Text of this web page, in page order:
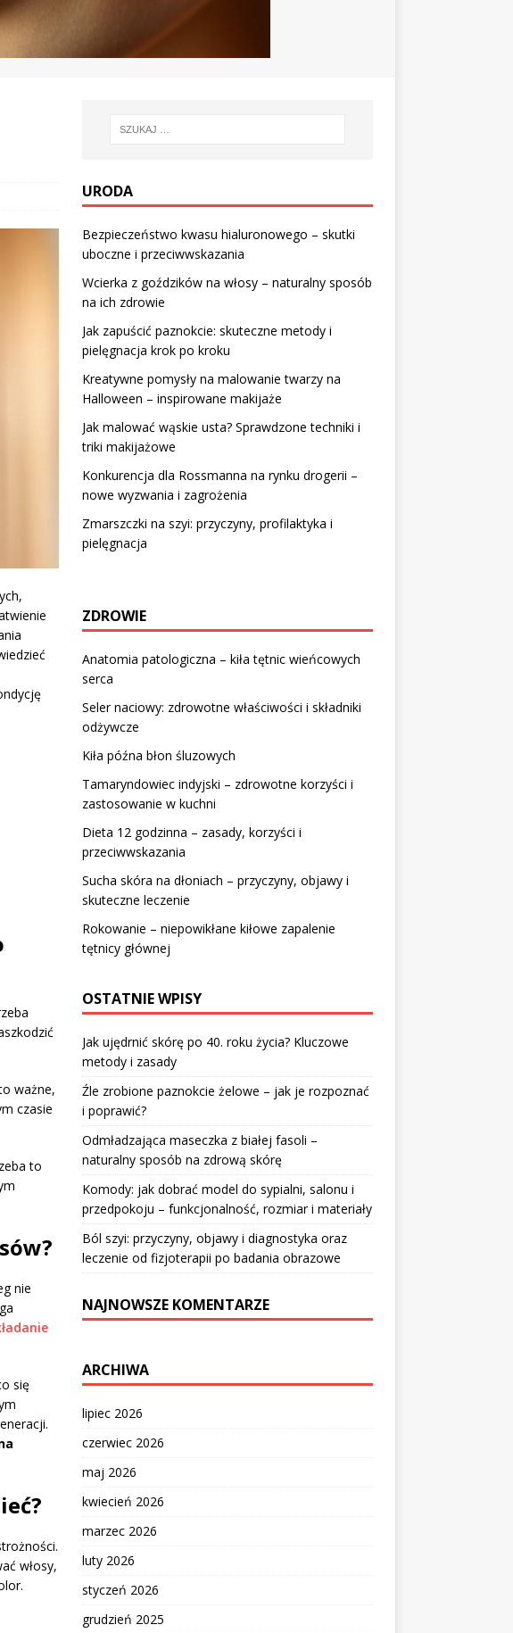
ważne,
czasie
to
nie
się
włosy,
URODA
Bezpieczeństwo kwasu hialuronowego – skutki
uboczne i przeciwwskazania
Wcierka z goździków na włosy – naturalny sposób
na ich zdrowie
Jak zapuścić paznokcie: skuteczne metody i
pielęgnacja krok po kroku
Kreatywne pomysły na malowanie twarzy na
Halloween – inspirowane makijaże
Jak malować wąskie usta? Sprawdzone techniki i
triki makijażowe
Konkurencja dla Rossmanna na rynku drogerii –
nowe wyzwania i zagrożenia
Zmarszczki na szyi: przyczyny, profilaktyka i
pielęgnacja
ZDROWIE
Anatomia patologiczna – kiła tętnic wieńcowych
serca
Seler naciowy: zdrowotne właściwości i składniki
odżywcze
Kiła późna błon śluzowych
Tamaryndowiec indyjski – zdrowotne korzyści i
zastosowanie w kuchni
Dieta 12 godzinna – zasady, korzyści i
przeciwwskazania
Sucha skóra na dłoniach – przyczyny, objawy i
skuteczne leczenie
Rokowanie – niepowikłane kiłowe zapalenie
tętnicy głównej
OSTATNIE WPISY
Jak ujędrnić skórę po 40. roku życia? Kluczowe
metody i zasady
Źle zrobione paznokcie żelowe – jak je rozpoznać
i poprawić?
Odmładzająca maseczka z białej fasoli –
naturalny sposób na zdrową skórę
Komody: jak dobrać model do sypialni, salonu i
przedpokoju – funkcjonalność, rozmiar i materiały
Ból szyi: przyczyny, objawy i diagnostyka oraz
leczenie od fizjoterapii po badania obrazowe
NAJNOWSZE KOMENTARZE
ARCHIWA
lipiec 2026
czerwiec 2026
maj 2026
kwiecień 2026
marzec 2026
luty 2026
styczeń 2026
grudzień 2025